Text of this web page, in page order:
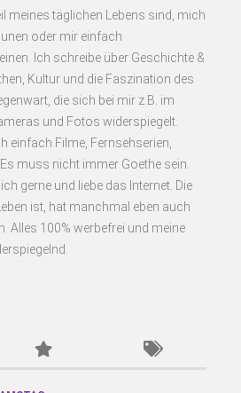
meines täglichen Lebens sind, mich
oder mir einfach
Ich schreibe über Geschichte &
Kultur und die Faszination des
die sich bei mir z.B. im
und Fotos widerspiegelt.
einfach Filme, Fernsehserien,
muss nicht immer Goethe sein.
gerne und liebe das Internet. Die
ist, hat manchmal eben auch
Alles 100% werbefrei und meine